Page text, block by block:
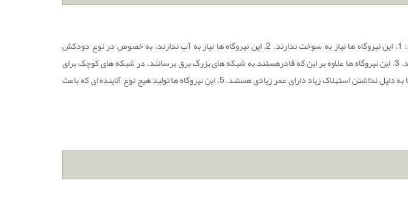
از مزایای نیرو گاه خورشیدی می توان به موارد زیر اشاره نمود: 1. این نیروگاه ها نیاز به سوخت ندارند. 2. این نیروگاه ها نیاز به آب ندارند، به خصوص در نوع دودکش
خورشیدی،لذا در مناطق کویری و کم آب ایران مناسب می باشند. 3. این نیروگاه ها علاوه بر این که قادرهستند به شبکه های بزرگ برق برسانند، در شبکه های کوچک برای
انتقال برق نیاز به کابل های فشار قوی ندارند. 4. این نیروگاه ها به دلیل نداشتن استهلاک زیاد دارای عمر زیادی هستند. 5. این نیروگاه ها تولید هیچ نوع آلاینده ای که باعث